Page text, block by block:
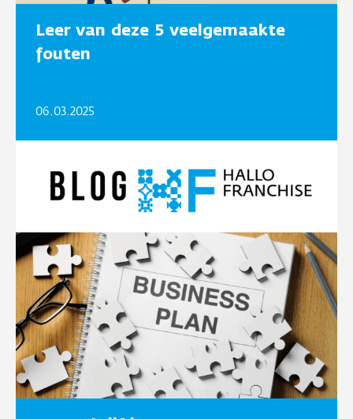
Leer van deze 5 veelgemaakte
fouten
06.03.2025